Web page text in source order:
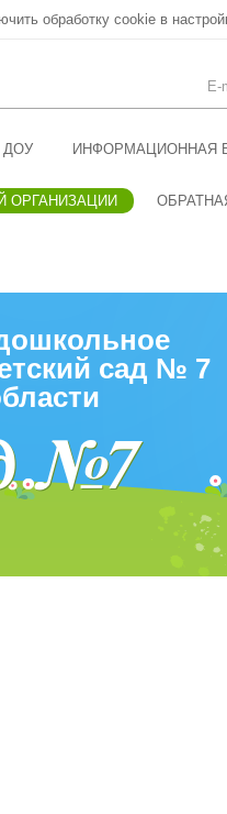
обработку cookie в
E-
ДОУ ИНФОРМАЦИОННАЯ
ОРГАНИЗАЦИИ
сад № 7
№7